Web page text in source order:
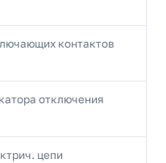
контактов
отключения
цепи